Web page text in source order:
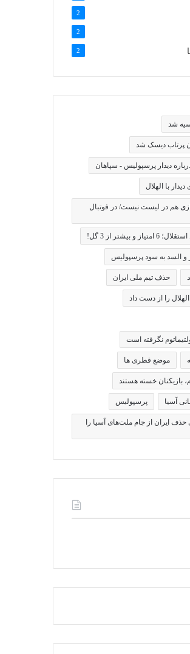
2
2
2
شد
پرتاب دیسک شد
دیدار پرسپولیس - سپاهان
با الهلال
هم در لیست نیست/ در فوتبال
و بیشتر از 3 گل!
و السد به سود پرسپولیس
حذف تیم ملی ایران
را از دست داد
نگرفته است
موضع قطری ها
بازیکنان خسته هستند
آسیا پرسپولیس
ایران از جام ملت‌های آسیا را